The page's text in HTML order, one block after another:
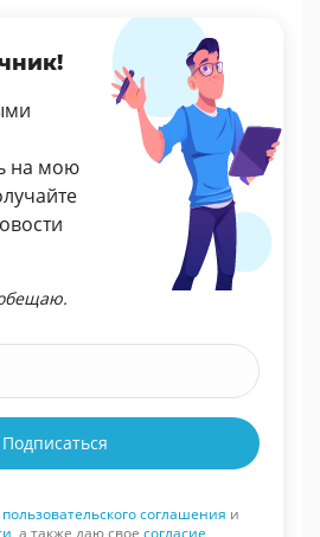
на мою
Подписаться
пользовательского соглашения и